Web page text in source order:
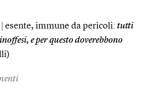
esente, immune da pericoli: tutti
e per questo doverebbono